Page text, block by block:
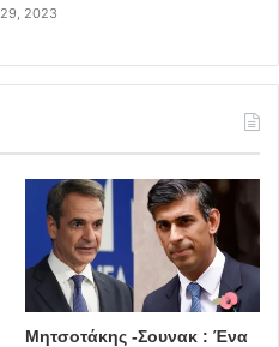
2023
Μητσοτάκης -Σουνακ : Ένα